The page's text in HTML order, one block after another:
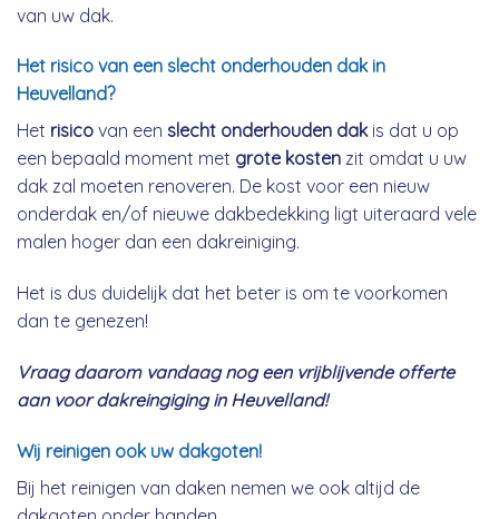
van uw dak.
Het risico van een slecht onderhouden dak in
Heuvelland?
Het risico van een slecht onderhouden dakis dat u op
een bepaald moment met grote kosten zit omdat u uw
dak zal moeten renoveren. De kost voor een nieuw
onderdak en/of nieuwe dakbedekking ligt uiteraard vele
malen hoger dan een dakreiniging.
Het is dus duidelijk dat het beter is om te voorkomen
dan te genezen!
Vraag daarom vandaag nog een vrijblijvende offerte
aan voor dakreingiging in Heuvelland!
Wij reinigen ook uw dakgoten!
Bij het reinigen van daken nemen we ook altijd de